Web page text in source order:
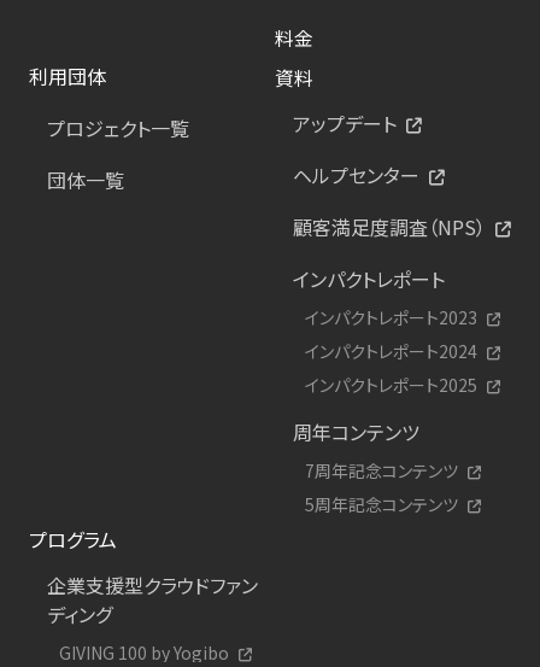
料金
利用団体
プロジェクト一覧
団体一覧
資料
アップデート
ヘルプセンター
顧客満足度調査（NPS）
インパクトレポート
インパクトレポート2023
インパクトレポート2024
インパクトレポート2025
周年コンテンツ
7周年記念コンテンツ
5周年記念コンテンツ
プログラム
企業支援型クラウドファン
ディング
GIVING 100 by Yogibo